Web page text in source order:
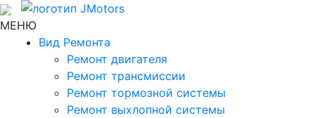
МЕНЮ
Вид Ремонта
Ремонт двигателя
Ремонт трансмиссии
Ремонт тормозной системы
Ремонт выхлопной системы